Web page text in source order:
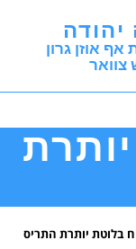
אוזן גרון
צוואר
בלוטת יותרת התריס